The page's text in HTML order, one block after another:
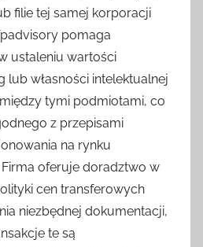
filie tej samej korporacji
pomaga
ustaleniu wartości
lub własności intelektualnej
tymi podmiotami, co
z przepisami
na rynku
oferuje doradztwo w
cen transferowych
niezbędnej dokumentacji,
te są